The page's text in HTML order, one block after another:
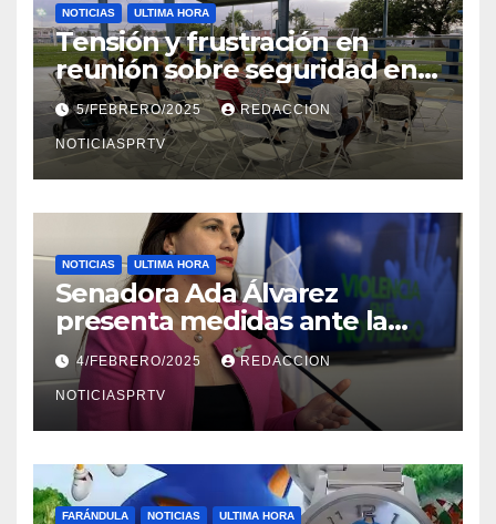
NOTICIAS ULTIMA HORA
Tensión y frustración en
reunión sobre seguridad en
Reparto Metropolitano
5/FEBRERO/2025 REDACCION
NOTICIASPRTV
NOTICIAS ULTIMA HORA
Senadora Ada Álvarez
presenta medidas ante la
violencia en el noviazgo
4/FEBRERO/2025 REDACCION
NOTICIASPRTV
FARÁNDULA NOTICIAS ULTIMA HORA